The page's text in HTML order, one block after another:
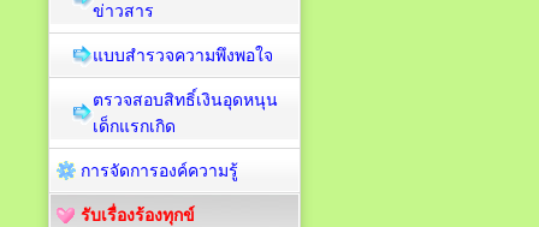
ข่าวสาร
แบบสำรวจความพึงพอใจ
ตรวจสอบสิทธิ์เงินอุดหนุน
เด็กแรกเกิด
การจัดการองค์ความรู้
รับเรื่องร้องทุกข์